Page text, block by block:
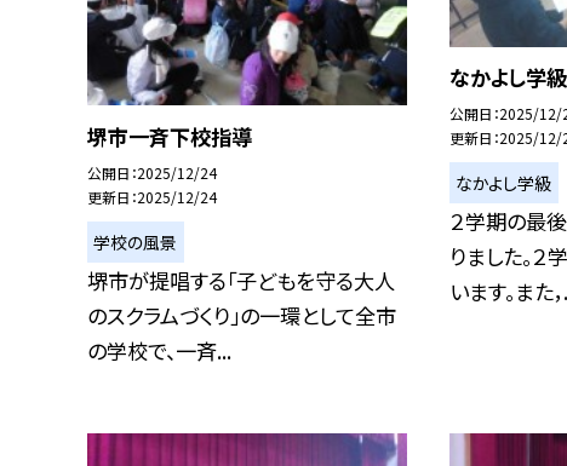
堺市一斉下校指導
公開日 2025/12/24
更新日 2025/12/24
学校の風景
堺市が提唱する「子どもを守る大人
のスクラムづくり」の一環として全市
の学校で、一斉...
なかよし学
公開日 2025/12/
更新日 2025/12/
なかよし学級
２学期の最
りました。
います。また